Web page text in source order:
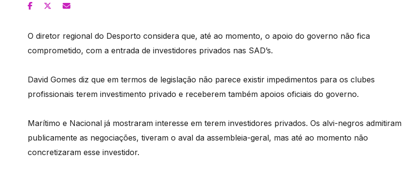
O diretor regional do Desporto considera que, até ao momento, o apoio do governo não fica
comprometido, com a entrada de investidores privados nas SAD’s.
David Gomes diz que em termos de legislação não parece existir impedimentos para os clubes
profissionais terem investimento privado e receberem também apoios oficiais do governo.
Marítimo e Nacional já mostraram interesse em terem investidores privados. Os alvi-negros admitiram
publicamente as negociações, tiveram o aval da assembleia-geral, mas até ao momento não
concretizaram esse investidor.